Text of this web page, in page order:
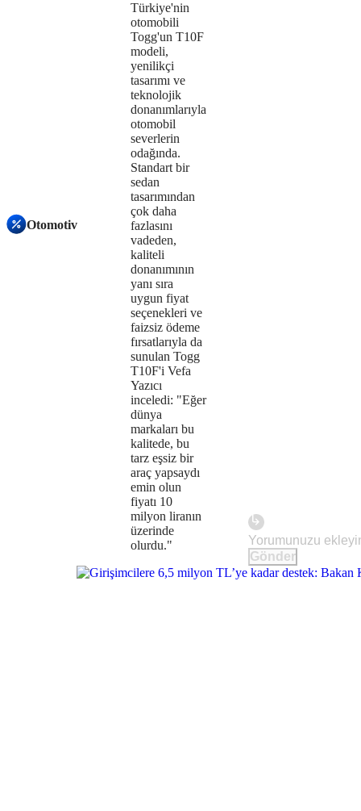
Otomotiv
loaded,
because
network
because
supported.
Türkiye'nin
otomobili
Togg'un T10F
modeli,
yenilikçi
tasarımı ve
teknolojik
donanımlarıyla
otomobil
severlerin
odağında.
Standart bir
sedan
tasarımından
çok daha
fazlasını
vadeden,
kaliteli
donanımının
yanı sıra
uygun fiyat
seçenekleri ve
faizsiz ödeme
fırsatlarıyla da
sunulan Togg
T10F'i Vefa
Yazıcı
inceledi: "Eğer
dünya
markaları bu
kalitede, bu
tarz eşsiz bir
araç yapsaydı
emin olun
fiyatı 10
milyon liranın
üzerinde
olurdu."
Gönder